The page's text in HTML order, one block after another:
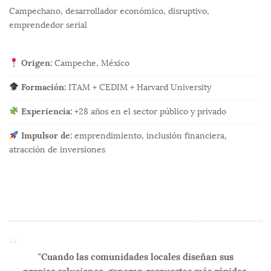
Campechano, desarrollador económico, disruptivo,
emprendedor serial
Origen:Campeche, México
Formación:ITAM + CEDIM + Harvard University
Experiencia:+28 años en el sector público y privado
Impulsor de:emprendimiento, inclusión financiera,
atracción de inversiones
"Cuando las comunidades locales diseñan sus